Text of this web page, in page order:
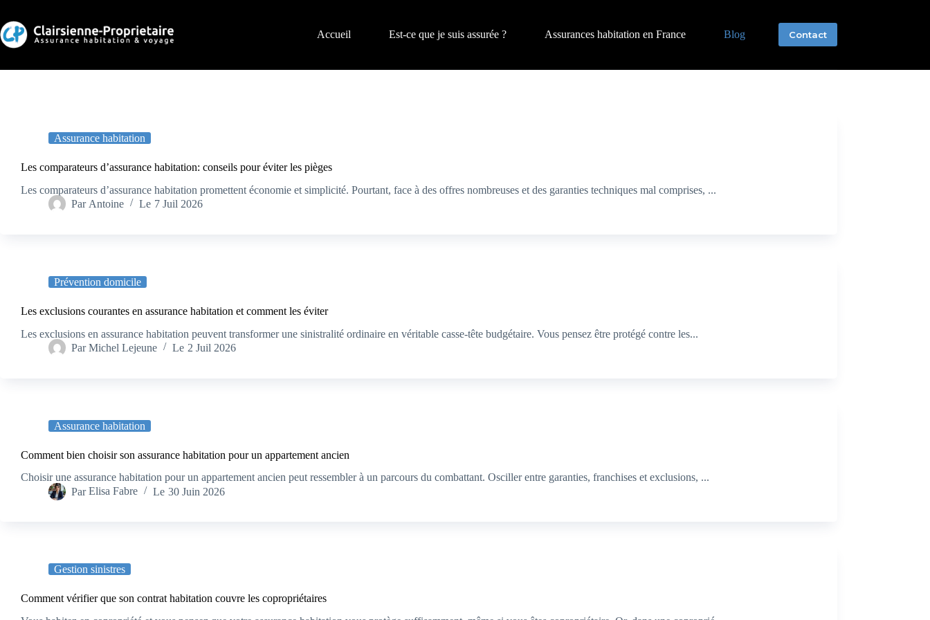
contenu
Accueil Est-ce que je suis assurée ? Assurances habitation en France Blog Contact
Assurance habitation
Les comparateurs d’assurance habitation: conseils pour éviter les pièges
Les comparateurs d’assurance habitation promettent économie et simplicité. Pourtant, face à des offres nombreuses et des garanties techniques mal comprises, ...
Par Antoine Le 7 Juil 2026
Prévention domicile
Les exclusions courantes en assurance habitation et comment les éviter
Les exclusions en assurance habitation peuvent transformer une sinistralité ordinaire en véritable casse-tête budgétaire. Vous pensez être protégé contre les...
Par Michel Lejeune Le 2 Juil 2026
Assurance habitation
Comment bien choisir son assurance habitation pour un appartement ancien
Choisir une assurance habitation pour un appartement ancien peut ressembler à un parcours du combattant. Osciller entre garanties, franchises et exclusions, ...
Par Elisa Fabre Le 30 Juin 2026
Gestion sinistres
Comment vérifier que son contrat habitation couvre les copropriétaires